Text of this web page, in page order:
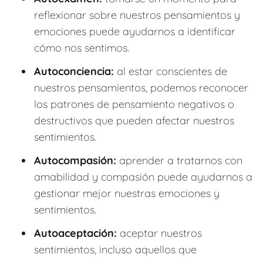
reflexionar sobre nuestros pensamientos y
emociones puede ayudarnos a identificar
cómo nos sentimos.
Autoconciencia: al estar conscientes de
nuestros pensamientos, podemos reconocer
los patrones de pensamiento negativos o
destructivos que pueden afectar nuestros
sentimientos.
Autocompasión: aprender a tratarnos con
amabilidad y compasión puede ayudarnos a
gestionar mejor nuestras emociones y
sentimientos.
Autoaceptación: aceptar nuestros
sentimientos, incluso aquellos que